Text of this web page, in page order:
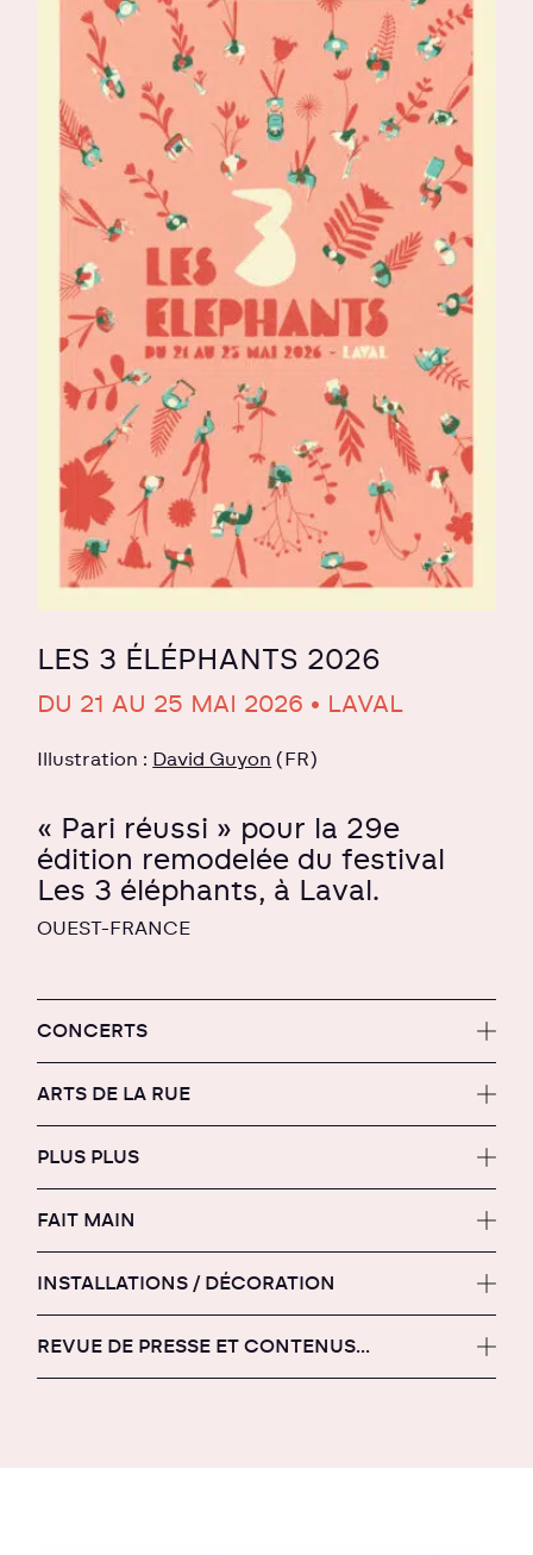
LES 3 ÉLÉPHANTS 2026
DU 21 AU 25 MAI 2026 • LAVAL
Illustration : David Guyon (FR)
« Pari réussi » pour la 29e
édition remodelée du festival
Les 3 éléphants, à Laval.
OUEST-FRANCE
CONCERTS
ARTS DE LA RUE
PLUS PLUS
FAIT MAIN
INSTALLATIONS / DÉCORATION
REVUE DE PRESSE ET CONTENUS...